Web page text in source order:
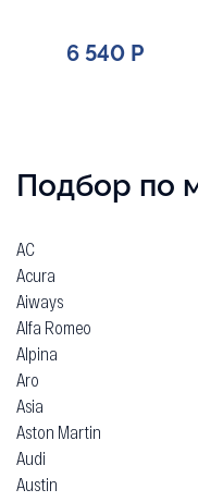
6 540 Р
Подбор по
AC
Acura
Aiways
Alfa Romeo
Alpina
Aro
Asia
Aston Martin
Audi
Austin